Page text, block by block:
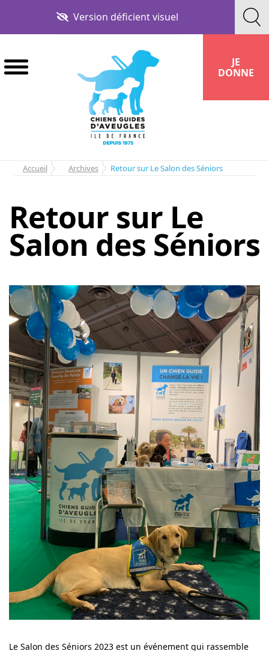
la
contenu
Version déficient visuel
JE
DONNE
Accueil Archives Retour sur Le Salon des Séniors
Retour sur Le
Salon des Séniors
Le Salon des Séniors 2023 est un événement qui rassemble